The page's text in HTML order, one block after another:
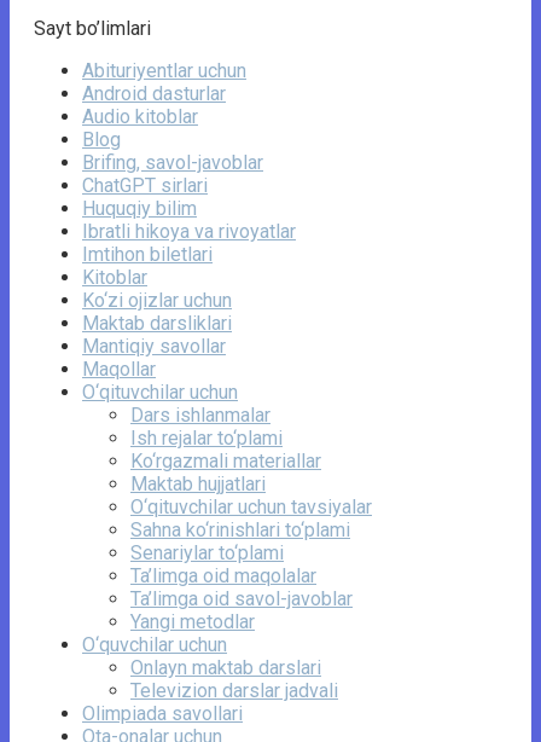
Sayt bo’limlari
Abituriyentlar uchun
Android dasturlar
Audio kitoblar
Blog
Brifing, savol-javoblar
ChatGPT sirlari
Huquqiy bilim
Ibratli hikoya va rivoyatlar
Imtihon biletlari
Kitoblar
Ko‘zi ojizlar uchun
Maktab darsliklari
Mantiqiy savollar
Maqollar
O‘qituvchilar uchun
Dars ishlanmalar
Ish rejalar to‘plami
Ko‘rgazmali materiallar
Maktab hujjatlari
O‘qituvchilar uchun tavsiyalar
Sahna ko‘rinishlari to‘plami
Senariylar to‘plami
Ta’limga oid maqolalar
Ta’limga oid savol-javoblar
Yangi metodlar
O‘quvchilar uchun
Onlayn maktab darslari
Televizion darslar jadvali
Olimpiada savollari
Ota-onalar uchun